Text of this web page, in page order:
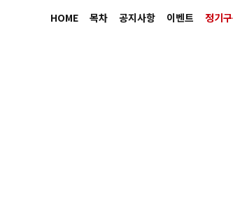
HOME 목차 공지사항 이벤트 정기